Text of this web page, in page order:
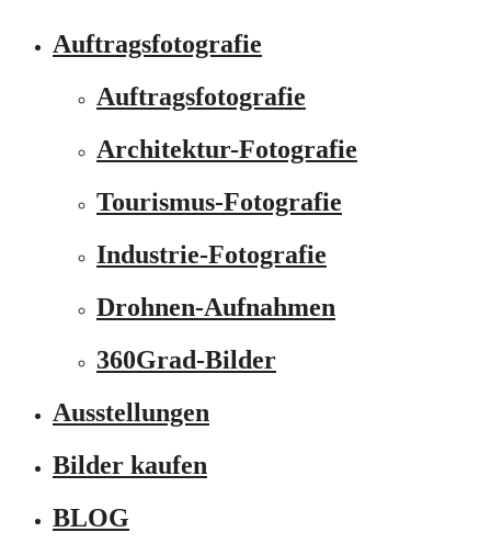
Auftragsfotografie
Auftragsfotografie
Architektur-Fotografie
Tourismus-Fotografie
Industrie-Fotografie
Drohnen-Aufnahmen
360Grad-Bilder
Ausstellungen
Bilder kaufen
BLOG